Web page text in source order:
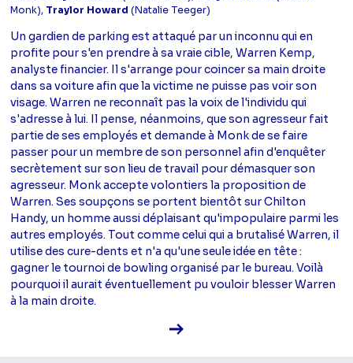
Monk), Traylor Howard (Natalie Teeger)
Un gardien de parking est attaqué par un inconnu qui en
profite pour s'en prendre à sa vraie cible, Warren Kemp,
analyste financier. Il s'arrange pour coincer sa main droite
dans sa voiture afin que la victime ne puisse pas voir son
visage. Warren ne reconnaît pas la voix de l'individu qui
s'adresse à lui. Il pense, néanmoins, que son agresseur fait
partie de ses employés et demande à Monk de se faire
passer pour un membre de son personnel afin d'enquêter
secrètement sur son lieu de travail pour démasquer son
agresseur. Monk accepte volontiers la proposition de
Warren. Ses soupçons se portent bientôt sur Chilton
Handy, un homme aussi déplaisant qu'impopulaire parmi les
autres employés. Tout comme celui qui a brutalisé Warren, il
utilise des cure-dents et n'a qu'une seule idée en tête :
gagner le tournoi de bowling organisé par le bureau. Voilà
pourquoi il aurait éventuellement pu vouloir blesser Warren
à la main droite.
Voir la fiche diffusion